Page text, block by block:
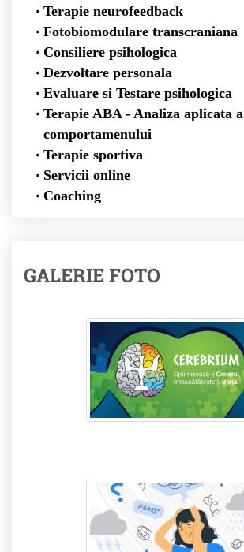
Terapie neurofeedback
Fotobiomodulare transcraniana
Consiliere psihologica
Dezvoltare personala
Evaluare si Testare psihologica
Terapie ABA - Analiza aplicata a
comportamenului
Terapie sportiva
Servicii online
Coaching
GALERIE FOTO